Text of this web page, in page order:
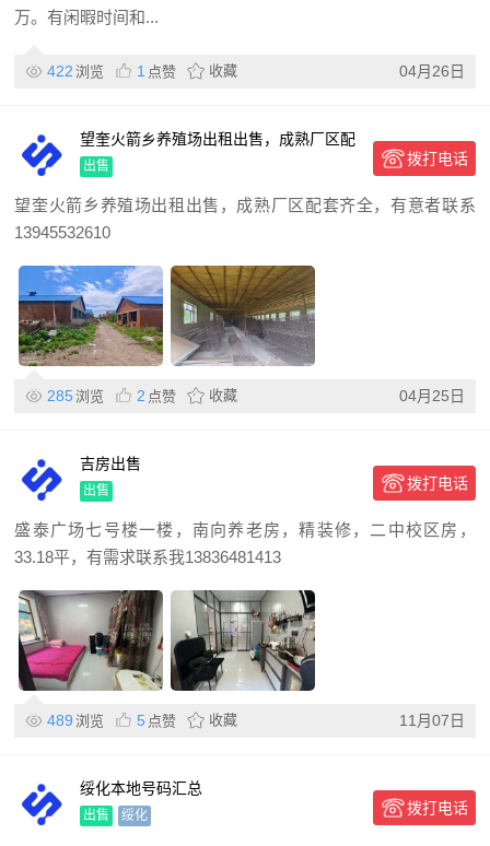
万。有闲暇时间和...
422 浏览 1 点赞 收藏 04月26日
望奎火箭乡养殖场出租出售，成熟厂区配
套齐全，有意者联系139
出售 拨打电话
望奎火箭乡养殖场出租出售，成熟厂区配套齐全，有意者联系
13945532610
285 浏览 2 点赞 收藏 04月25日
吉房出售
出售 拨打电话
盛泰广场七号楼一楼，南向养老房，精装修，二中校区房，
33.18平，有需求联系我13836481413
489 浏览 5 点赞 收藏 11月07日
绥化本地号码汇总
出售 绥化 拨打电话